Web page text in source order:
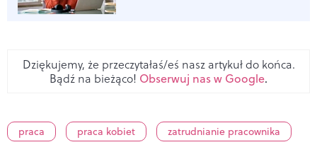
Dziękujemy, że przeczytałaś/eś nasz artykuł do końca.
Bądź na bieżąco! Obserwuj nas w Google.
praca praca kobiet zatrudnianie pracownika